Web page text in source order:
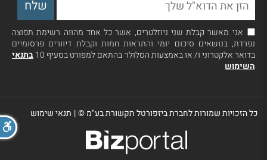
אני מאשר קבלת שני ניוזלטרים, אשר כל אחד מהווה רשימת תפוצה
נפרדת, בנושאים סיכום יומי והתראות חמות וקבלת דיוורים פרסומיים
בדואר אלקטרוני ו/ או באמצעות הסלולר בהתאם למפורט בסעיף 10
בתנאי
השימוש
כל הזכויות שמורות לחברת ביזפורטל תקשורת בע"מ ©| תנאי שימוש